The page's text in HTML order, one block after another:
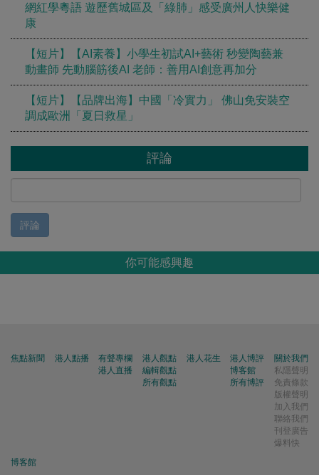
網紅學粵語 遊歷舊城區及「綠肺」感受廣州人快樂健
康
【短片】【AI素養】小學生初試AI+藝術 秒變陶藝兼
動畫師 先動腦筋後AI 老師：善用AI創意再加分
【短片】【品牌出海】中國「冷實力」 佛山免安裝空
調成歐洲「夏日救星」
評論
評論
你可能感興趣
焦點新聞 港人點播
有聲專欄
港人直播
港人觀點
編輯觀點
所有觀點
港人花生
港人博評
博客館
所有博評
關於我們
私隱聲明
免責條款
版權聲明
加入我們
聯絡我們
刊登廣告
爆料快
博客館